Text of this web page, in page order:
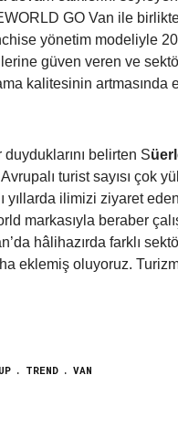
GO Van ile
yönetim modeliyle
güven veren ve
kalitesinin artmasında
belirten S
turist sayısı çok
yıllarda ilimizi ziyaret
markasıyla beraber
hâlihazırda farklı
eklemiş oluyoruz.
TREND VAN